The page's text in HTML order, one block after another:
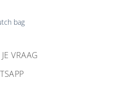
bag
VRAAG